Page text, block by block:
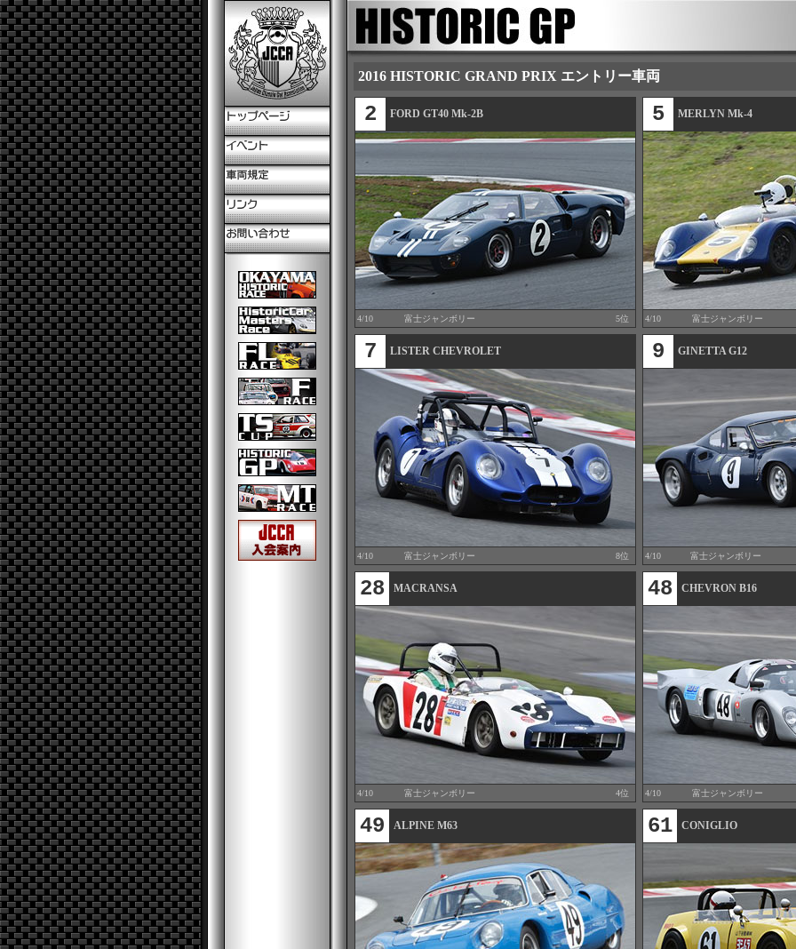
2016 HISTORIC GRAND PRIX エントリー車両
2 FORD GT40 Mk-2B
4/10 富士ジャンボリー 5位
5 MERLYN Mk-4
4/10 富士ジャンボリー
7 LISTER CHEVROLET
4/10 富士ジャンボリー 8位
9 GINETTA G12
4/10 富士ジャンボリー
28 MACRANSA
4/10 富士ジャンボリー 4位
48 CHEVRON B16
4/10 富士ジャンボリー
49 ALPINE M63 61 CONIGLIO